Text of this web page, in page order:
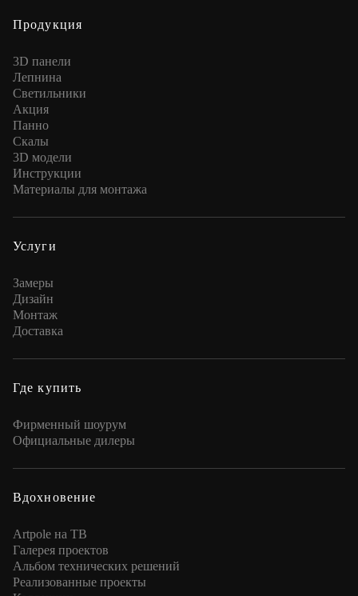
Продукция
3D панели
Лепнина
Cветильники
Акция
Панно
Скалы
3D модели
Инструкции
Материалы для монтажа
Услуги
Замеры
Дизайн
Монтаж
Доставка
Где купить
Фирменный шоурум
Официальные дилеры
Вдохновение
Artpole на ТВ
Галерея проектов
Альбом технических решений
Реализованные проекты